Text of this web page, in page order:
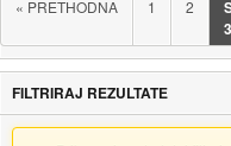
« PRETHODNA 1 2
3
FILTRIRAJ REZULTATE